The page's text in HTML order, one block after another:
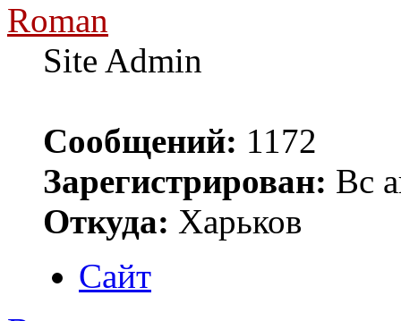
Roman
Site Admin
Сообщений: 1172
Зарегистрирован: Вс
Откуда: Харьков
Сайт